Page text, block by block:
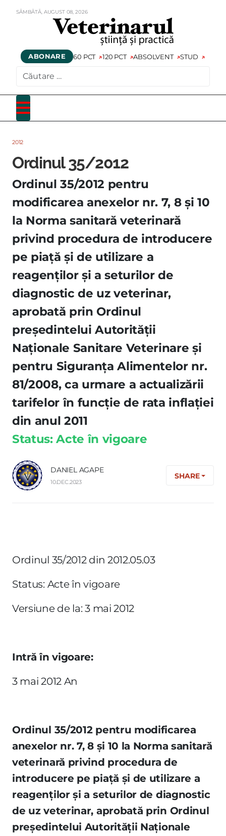
SÂMBĂTĂ, AUGUST 08,2026
ABONARE 60 PCT 120 PCT ABSOLVENT STUD
2012
Ordinul 35/2012
Ordinul 35/2012 pentru
modificarea anexelor nr. 7, 8 şi 10
la Norma sanitară veterinară
privind procedura de introducere
pe piaţă şi de utilizare a
reagenţilor şi a seturilor de
diagnostic de uz veterinar,
aprobată prin Ordinul
preşedintelui Autorităţii
Naţionale Sanitare Veterinare şi
pentru Siguranţa Alimentelor nr.
81/2008, ca urmare a actualizării
tarifelor în funcţie de rata inflaţiei
din anul 2011
Status: Acte în vigoare
DANIEL AGAPE
10.DEC.2023
SHARE
Ordinul 35/2012 din 2012.05.03
Status: Acte în vigoare
Versiune de la: 3 mai 2012
Intră în vigoare:
3 mai 2012 An
Ordinul 35/2012 pentru modificarea
anexelor nr. 7, 8 şi 10 la Norma sanitară
veterinară privind procedura de
introducere pe piaţă şi de utilizare a
reagenţilor şi a seturilor de diagnostic
de uz veterinar, aprobată prin Ordinul
preşedintelui Autorităţii Naţionale